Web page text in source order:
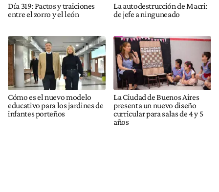
Día 319: Pactos y traiciones
entre el zorro y el león
La autodestrucción de Macri:
de jefe a ninguneado
Cómo es el nuevo modelo
educativo para los jardines de
infantes porteños
La Ciudad de Buenos Aires
presenta un nuevo diseño
curricular para salas de 4 y 5
años